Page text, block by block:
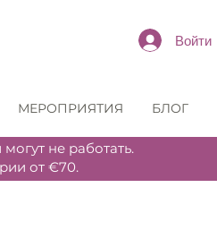
Войти
МЕРОПРИЯТИЯ БЛОГ
не работать.
от €70.